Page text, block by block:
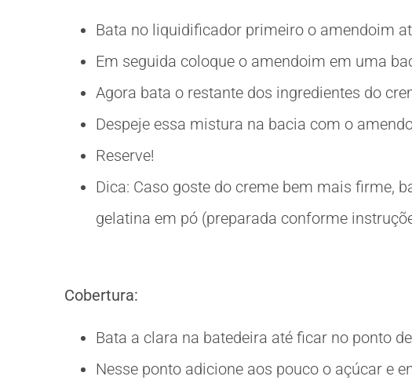
Bata no liquidificador primeiro o amendoim
Em seguida coloque o amendoim em uma
Agora bata o restante dos ingredientes do
Despeje essa mistura na bacia com o
Reserve!
Dica: Caso goste do creme bem mais firme,
gelatina em pó (preparada conforme
Cobertura:
Bata a clara na batedeira até ficar no ponto
Nesse ponto adicione aos pouco o açúcar e